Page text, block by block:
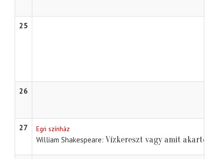
25
26
27 Egri színház
William Shakespeare Vízkereszt vagy amit akartok